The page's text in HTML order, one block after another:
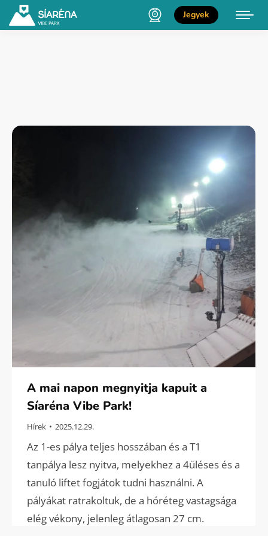
Jegyek
A mai napon megnyitja kapuit a
Síaréna Vibe Park!
Hírek 2025.12.29.
Az 1-es pálya teljes hosszában és a T1
tanpálya lesz nyitva, melyekhez a 4üléses és a
tanuló liftet fogjátok tudni használni. A
pályákat ratrakoltuk, de a hóréteg vastagsága
elég vékony, jelenleg átlagosan 27 cm.